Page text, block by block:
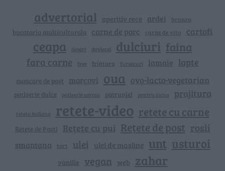
advertorial aperitiv rece ardei branza
bucataria multiculturala carne de porc carne de vita cartofi
ceapa desert dovlecei dulciuri faina
fara carne free friptura fursecuri lamaie lapte
mancare de post morcovi oua ovo-lacto-vegetarian
patiserie dulce patiserie sarata patrunjel pentru iarna prajitura
reteta italiana retete-video retete cu carne
Retete de Pasti Rețete cu pui Rețete de post rosii
smantana tort ulei ulei de masline unt usturoi
vanilie vegan web zahar